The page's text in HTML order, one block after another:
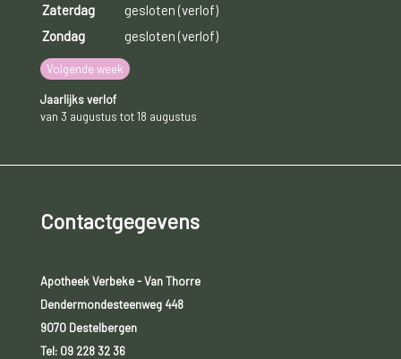
Zaterdag
gesloten (verlof)
Zondag
gesloten (verlof)
Volgende week
Jaarlijks verlof
van 3 augustus tot 18 augustus
Contactgegevens
Apotheek Verbeke - Van Thorre
Dendermondesteenweg 448
9070 Destelbergen
Tel: 09 228 32 36